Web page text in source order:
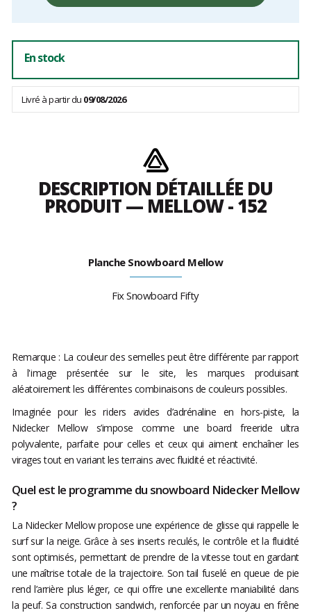
En stock
Livré à partir du 09/08/2026
DESCRIPTION DÉTAILLÉE DU
PRODUIT — MELLOW - 152
Planche Snowboard Mellow
Fix Snowboard Fifty
Remarque : La couleur des semelles peut être différente par rapport
à l'image présentée sur le site, les marques produisant
aléatoirement les différentes combinaisons de couleurs possibles.
Imaginée pour les riders avides d’adrénaline en hors-piste, la
Nidecker Mellow s’impose comme une board freeride ultra
polyvalente, parfaite pour celles et ceux qui aiment enchaîner les
virages tout en variant les terrains avec fluidité et réactivité.
Quel est le programme du snowboard Nidecker Mellow
?
La Nidecker Mellow propose une expérience de glisse qui rappelle le
surf sur la neige. Grâce à ses inserts reculés, le contrôle et la fluidité
sont optimisés, permettant de prendre de la vitesse tout en gardant
une maîtrise totale de la trajectoire. Son tail fuselé en queue de pie
rend l’arrière plus léger, ce qui offre une excellente maniabilité dans
la peuf. Sa construction sandwich, renforcée par un noyau en frêne